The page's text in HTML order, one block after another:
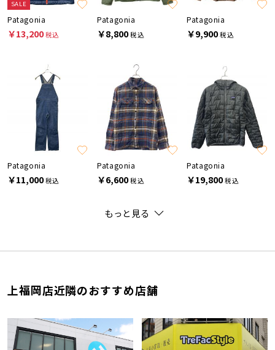
SALE
Patagonia
￥13,200税込
Patagonia
￥8,800税込
Patagonia
￥9,900税込
Patagonia
￥11,000税込
Patagonia
￥6,600税込
Patagonia
￥19,800税込
もっと見る
上福岡店近隣のおすすめ店舗